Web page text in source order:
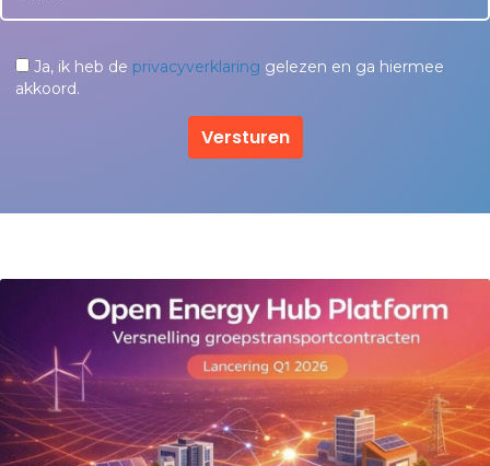
Ja, ik heb de privacyverklaring gelezen en ga hiermee
akkoord.